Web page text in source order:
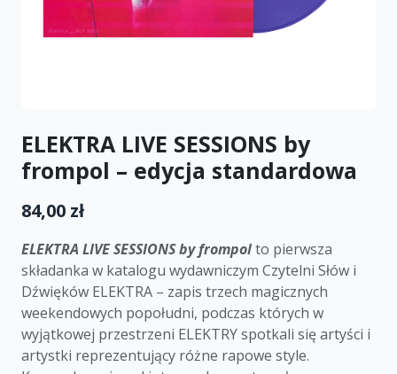
ELEKTRA LIVE SESSIONS by
frompol – edycja standardowa
84,00 zł
ELEKTRA LIVE SESSIONS by frompolto pierwsza
składanka w katalogu wydawniczym Czytelni Słów i
Dźwięków ELEKTRA – zapis trzech magicznych
weekendowych popołudni, podczas których w
wyjątkowej przestrzeni ELEKTRY spotkali się artyści i
artystki reprezentujący różne rapowe style.